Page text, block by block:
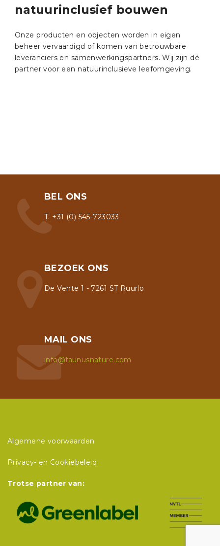
natuurinclusief bouwen
Onze producten en objecten worden in eigen
beheer vervaardigd of komen van betrouwbare
leveranciers en samenwerkingspartners. Wij zijn dé
partner voor een natuurinclusieve leefomgeving.
BEL ONS
T. +31 (0) 545-723033
BEZOEK ONS
De Vente 1 - 7261 ST Ruurlo
MAIL ONS
info@faunusnature.com
Algemene voorwaarden
Privacy- en Cookiebeleid
Trotse partner van: